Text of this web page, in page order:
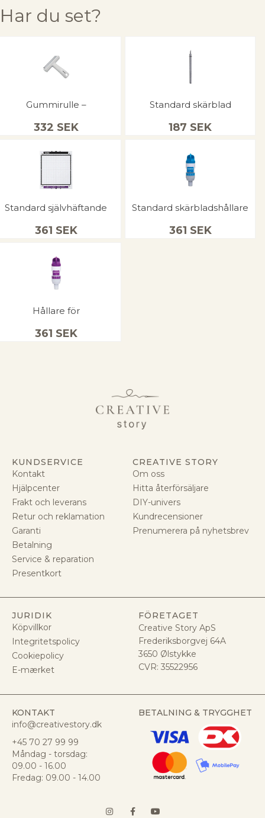
Har du set?
Gummirulle –
332 SEK
Standard skärblad
187 SEK
Standard självhäftande
361 SEK
Standard skärbladshållare
361 SEK
Hållare för
361 SEK
KUNDSERVICE
Kontakt
Hjälpcenter
Frakt och leverans
Retur och reklamation
Garanti
Betalning
Service & reparation
Presentkort
CREATIVE STORY
Om oss
Hitta återförsäljare
DIY-univers
Kundrecensioner
Prenumerera på nyhetsbrev
JURIDIK
Köpvillkor
Integritetspolicy
Cookiepolicy
E-mærket
FÖRETAGET
Creative Story ApS
Frederiksborgvej 64A
3650 Ølstykke
CVR: 35522956
KONTAKT
info@creativestory.dk
+45 70 27 99 99
Måndag - torsdag:
09.00 - 16.00
Fredag: 09.00 - 14.00
BETALNING & TRYGGHET